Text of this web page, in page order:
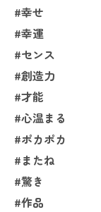
#幸せ
#幸運
#センス
#創造力
#才能
#心温まる
#ポカポカ
#またね
#驚き
#作品